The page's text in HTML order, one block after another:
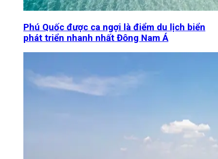
Phú Quốc được ca ngợi là điểm du lịch biển
phát triển nhanh nhất Đông Nam Á